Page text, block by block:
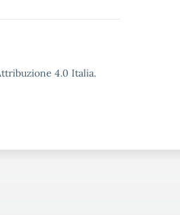
4.0 Italia.